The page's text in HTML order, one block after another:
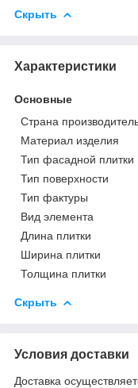
Скрыть
Характеристики
Основные
Страна
Материал изделия
Тип фасадной плитки
Тип поверхности
Тип фактуры
Вид элемента
Длина плитки
Ширина плитки
Толщина плитки
Скрыть
Условия доставки
Доставка